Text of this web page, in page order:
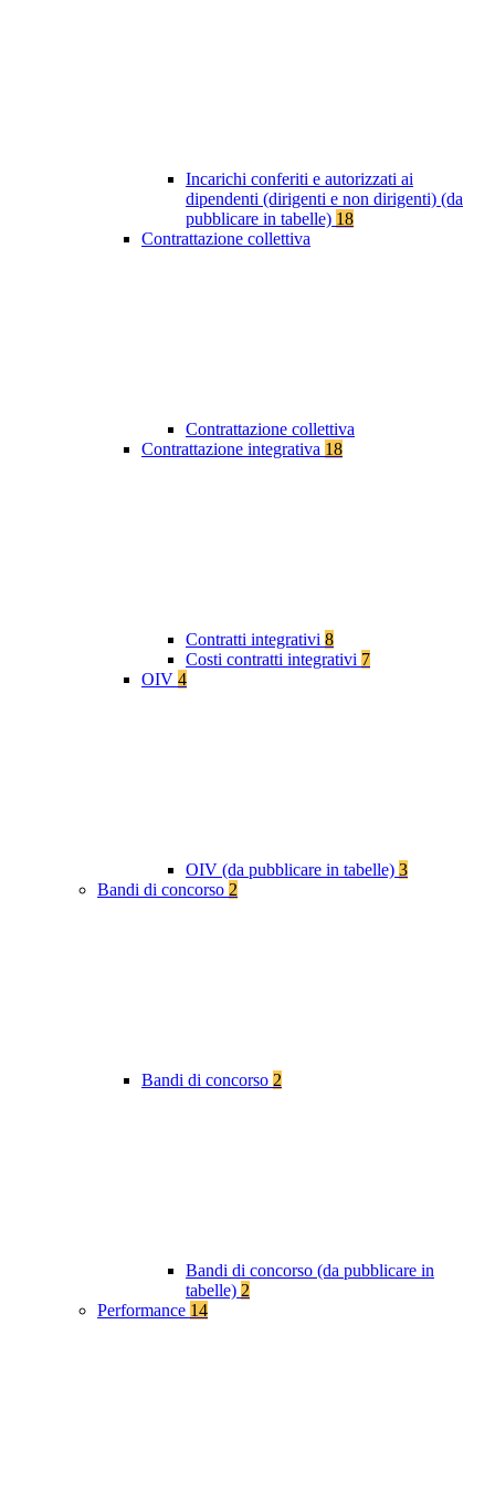
Incarichi conferiti e autorizzati ai
dipendenti (dirigenti e non dirigenti) (da
pubblicare in tabelle) 18
Contrattazione collettiva
Contrattazione collettiva
Contrattazione integrativa 18
Contratti integrativi 8
Costi contratti integrativi 7
OIV 4
OIV (da pubblicare in tabelle) 3
Bandi di concorso 2
Bandi di concorso 2
Bandi di concorso (da pubblicare in
tabelle) 2
Performance 14